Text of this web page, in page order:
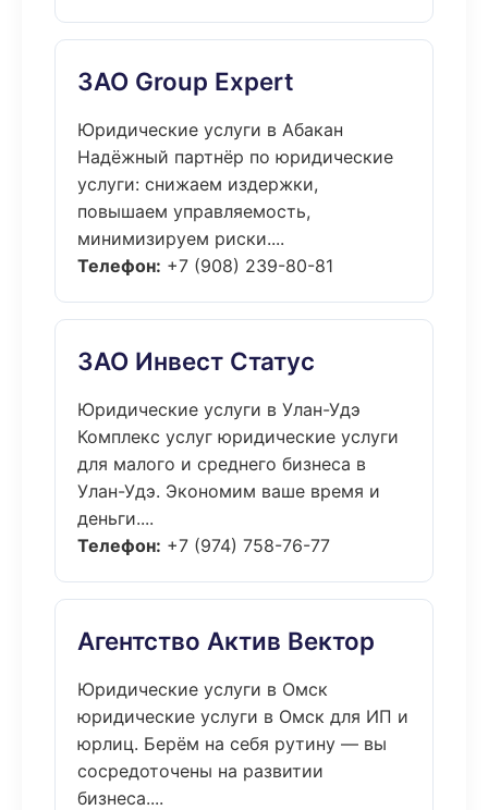
ЗАО Group Expert
Юридические услуги в Абакан
Надёжный партнёр по юридические
услуги: снижаем издержки,
повышаем управляемость,
минимизируем риски....
Телефон: +7 (908) 239-80-81
ЗАО Инвест Статус
Юридические услуги в Улан-Удэ
Комплекс услуг юридические услуги
для малого и среднего бизнеса в
Улан-Удэ. Экономим ваше время и
деньги....
Телефон: +7 (974) 758-76-77
Агентство Актив Вектор
Юридические услуги в Омск
юридические услуги в Омск для ИП и
юрлиц. Берём на себя рутину — вы
сосредоточены на развитии
бизнеса....